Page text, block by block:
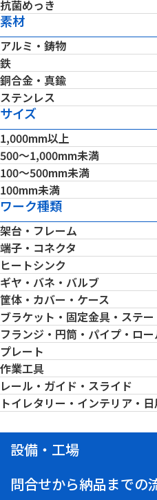
抗菌めっき
素材
アルミ・鋳物
鉄
銅合金・真鍮
ステンレス
サイズ
1,000mm以上
500～1,000mm未満
100～500mm未満
100mm未満
ワーク種類
架台・フレーム
端子・コネクタ
ヒートシンク
ギヤ・バネ・バルブ
筐体・カバー・ケース
ブラケット・固定金具・ステー
フランジ・円筒・パイプ・ロー
プレート
作業工具
レール・ガイド・スライド
トイレタリー・インテリア・
設備・工場
問合せから納品までの